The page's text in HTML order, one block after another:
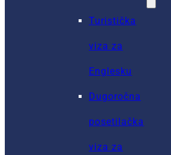
Turistička
viza za
Englesku
Dugoročna
posetilačka
viza za